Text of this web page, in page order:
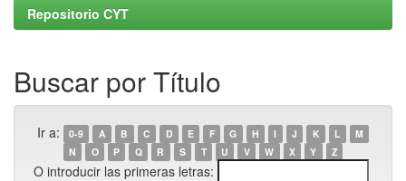
Repositorio CYT
Buscar por Título
Ir a: 0-9 A B C D E F G H I J K L
M
N
O P Q R S T U V W X Y Z
O introducir las primeras letras: